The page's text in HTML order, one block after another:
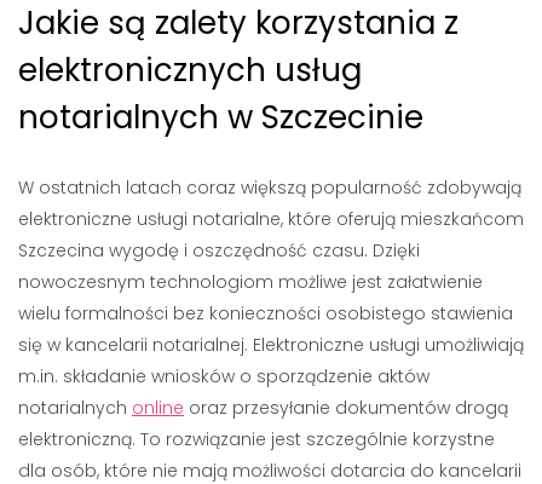
Jakie są zalety korzystania z
elektronicznych usług
notarialnych w Szczecinie
W ostatnich latach coraz większą popularność zdobywają
elektroniczne usługi notarialne, które oferują mieszkańcom
Szczecina wygodę i oszczędność czasu. Dzięki
nowoczesnym technologiom możliwe jest załatwienie
wielu formalności bez konieczności osobistego stawienia
się w kancelarii notarialnej. Elektroniczne usługi umożliwiają
m.in. składanie wniosków o sporządzenie aktów
notarialnych online oraz przesyłanie dokumentów drogą
elektroniczną. To rozwiązanie jest szczególnie korzystne
dla osób, które nie mają możliwości dotarcia do kancelarii